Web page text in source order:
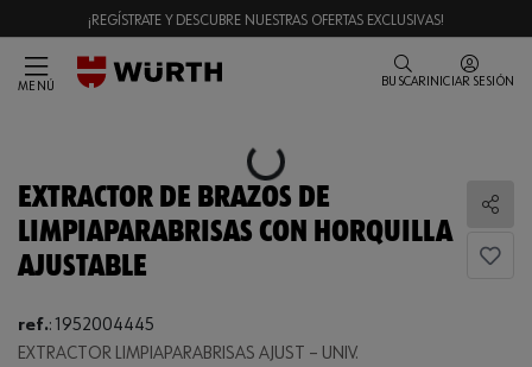
¡REGÍSTRATE Y DESCUBRE NUESTRAS OFERTAS EXCLUSIVAS!
MENÚ BUSCAR INICIAR SESIÓN
Loading...
EXTRACTOR DE BRAZOS DE
LIMPIAPARABRISAS CON HORQUILLA
AJUSTABLE
ref.:1952004445
EXTRACTOR LIMPIAPARABRISAS AJUST – UNIV.